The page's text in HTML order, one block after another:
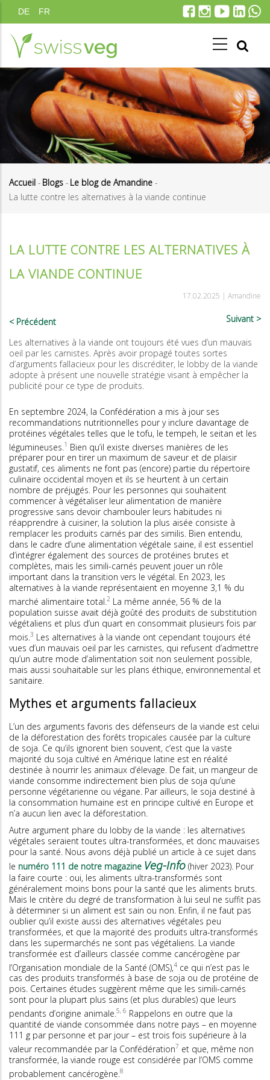
au
contenu
principal
DE FR
Fil
Accueil - Blogs - Le blog de Amandine -
La lutte contre les alternatives à la viande continue
LA LUTTE CONTRE LES ALTERNATIVES À
LA VIANDE CONTINUE
17.02.2025 | Amandine
Précédent Suivant
Les alternatives à la viande ont toujours été vues d’un mauvais
oeil par les carnistes. Après avoir propagé toutes sortes
d’arguments fallacieux pour les discréditer, le lobby de la viande
adopte à présent une nouvelle stratégie visant à empêcher la
publicité pour ce type de produits.
En septembre 2024, la Confédération a mis à jour ses
recommandations nutritionnelles pour y inclure davantage de
protéines végétales telles que le tofu, le tempeh, le seitan et les
légumineuses. 1 Bien qu’il existe diverses manières de les
préparer pour en tirer un maximum de saveur et de plaisir
gustatif, ces aliments ne font pas (encore) partie du répertoire
culinaire occidental moyen et ils se heurtent à un certain
nombre de préjugés. Pour les personnes qui souhaitent
commencer à végétaliser leur alimentation de manière
progressive sans devoir chambouler leurs habitudes ni
réapprendre à cuisiner, la solution la plus aisée consiste à
remplacer les produits carnés par des similis. Bien entendu,
dans le cadre d’une alimentation végétale saine, il est essentiel
d’intégrer également des sources de protéines brutes et
complètes, mais les simili-carnés peuvent jouer un rôle
important dans la transition vers le végétal. En 2023, les
alternatives à la viande représentaient en moyenne 3,1 % du
marché alimentaire total.2 La même année, 56 % de la
population suisse avait déjà goûté des produits de substitution
végétaliens et plus d’un quart en consommait plusieurs fois par
mois. 3 Les alternatives à la viande ont cependant toujours été
vues d’un mauvais oeil par les carnistes, qui refusent d’admettre
qu’un autre mode d’alimentation soit non seulement possible,
mais aussi souhaitable sur les plans éthique, environnemental et
sanitaire.
Mythes et arguments fallacieux
L’un des arguments favoris des défenseurs de la viande est celui
de la déforestation des forêts tropicales causée par la culture
de soja. Ce qu’ils ignorent bien souvent, c’est que la vaste
majorité du soja cultivé en Amérique latine est en réalité
destinée à nourrir les animaux d’élevage. De fait, un mangeur de
viande consomme indirectement bien plus de soja qu’une
personne végétarienne ou végane. Par ailleurs, le soja destiné à
la consommation humaine est en principe cultivé en Europe et
n’a aucun lien avec la déforestation.
Autre argument phare du lobby de la viande : les alternatives
végétales seraient toutes ultra-transformées, et donc mauvaises
pour la santé. Nous avons déjà publié un article à ce sujet dans
le numéro 111 de notre magazine Veg-Info (hiver 2023). Pour
la faire courte : oui, les aliments ultra-transformés sont
généralement moins bons pour la santé que les aliments bruts.
Mais le critère du degré de transformation à lui seul ne suffit pas
à déterminer si un aliment est sain ou non. Enfin, il ne faut pas
oublier qu’il existe aussi des alternatives végétales peu
transformées, et que la majorité des produits ultra-transformés
dans les supermarchés ne sont pas végétaliens. La viande
transformée est d’ailleurs classée comme cancérogène par
l’Organisation mondiale de la Santé (OMS),4 ce qui n’est pas le
cas des produits transformés à base de soja ou de protéine de
pois. Certaines études suggèrent même que les simili-carnés
sont pour la plupart plus sains (et plus durables) que leurs
pendants d’origine animale.5, 6 Rappelons en outre que la
quantité de viande consommée dans notre pays – en moyenne
111 g par personne et par jour – est trois fois supérieure à la
valeur recommandée par la Confédération7 et que, même non
transformée, la viande rouge est considérée par l’OMS comme
probablement cancérogène. 8